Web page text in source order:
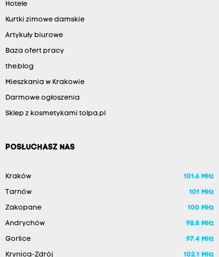
Hotele
Kurtki zimowe damskie
Artykuły biurowe
Baza ofert pracy
the:blog
Mieszkania w Krakowie
Darmowe ogłoszenia
Sklep z kosmetykami tolpa.pl
POSŁUCHASZ NAS
Kraków 101.6 MHz
Tarnów 101 MHz
Zakopane 100 MHz
Andrychów 98.8 MHz
Gorlice 97.4 MHz
Krynica-Zdrój 102.1 MHz